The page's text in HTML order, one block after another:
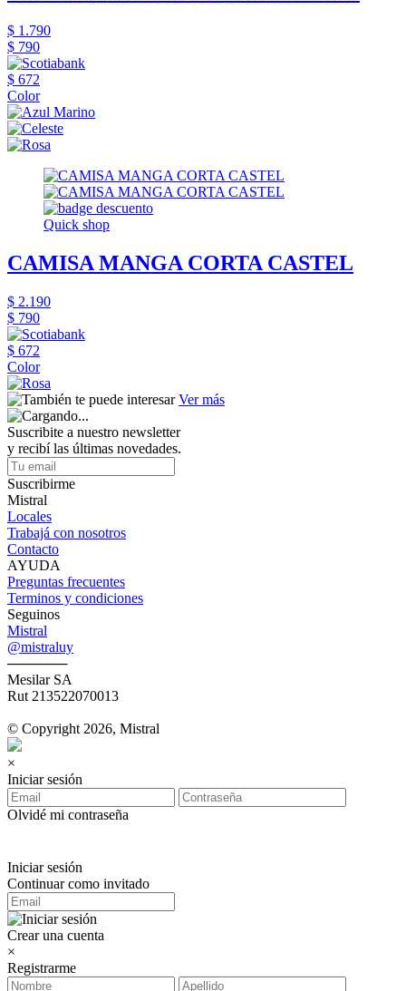
$ 1.790
$ 790
$ 672
Color
Quick shop
CAMISA MANGA CORTA CASTEL
$ 2.190
$ 790
$ 672
Color
Ver más
Suscribite a nuestro newsletter
y recibí las últimas novedades.
Suscribirme
Mistral
Locales
Trabajá con nosotros
Contacto
AYUDA
Preguntas frecuentes
Terminos y condiciones
Seguinos
Mistral
@mistraluy
──────
Mesilar SA
Rut 213522070013
© Copyright 2026, Mistral
×
Iniciar sesión
Olvidé mi contraseña
Iniciar sesión
Continuar como invitado
Crear una cuenta
×
Registrarme